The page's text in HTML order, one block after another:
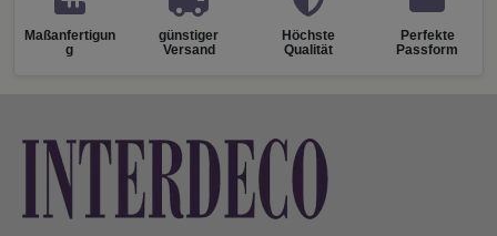
Maßanfertigun
g
günstiger
Versand
Höchste
Qualität
Perfekte
Passform